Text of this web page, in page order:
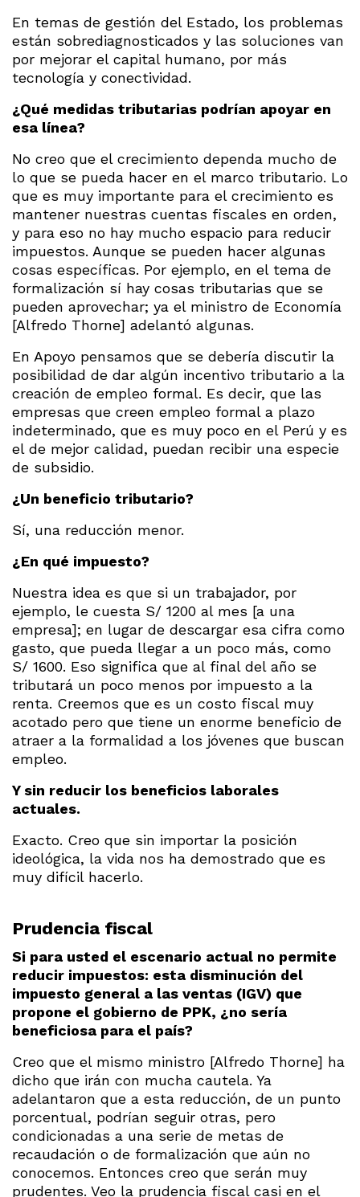
En temas de gestión del Estado, los problemas
están sobrediagnosticados y las soluciones van
por mejorar el capital humano, por más
tecnología y conectividad.
¿Qué medidas tributarias podrían apoyar en
esa línea?
No creo que el crecimiento dependa mucho de
lo que se pueda hacer en el marco tributario. Lo
que es muy importante para el crecimiento es
mantener nuestras cuentas fiscales en orden,
y para eso no hay mucho espacio para reducir
impuestos. Aunque se pueden hacer algunas
cosas específicas. Por ejemplo, en el tema de
formalización sí hay cosas tributarias que se
pueden aprovechar; ya el ministro de Economía
[Alfredo Thorne] adelantó algunas.
En Apoyo pensamos que se debería discutir la
posibilidad de dar algún incentivo tributario a la
creación de empleo formal. Es decir, que las
empresas que creen empleo formal a plazo
indeterminado, que es muy poco en el Perú y es
el de mejor calidad, puedan recibir una especie
de subsidio.
¿Un beneficio tributario?
Sí, una reducción menor.
¿En qué impuesto?
Nuestra idea es que si un trabajador, por
ejemplo, le cuesta S/ 1200 al mes [a una
empresa]; en lugar de descargar esa cifra como
gasto, que pueda llegar a un poco más, como
S/ 1600. Eso significa que al final del año se
tributará un poco menos por impuesto a la
renta. Creemos que es un costo fiscal muy
acotado pero que tiene un enorme beneficio de
atraer a la formalidad a los jóvenes que buscan
empleo.
Y sin reducir los beneficios laborales
actuales.
Exacto. Creo que sin importar la posición
ideológica, la vida nos ha demostrado que es
muy difícil hacerlo.
Prudencia fiscal
Si para usted el escenario actual no permite
reducir impuestos: esta disminución del
impuesto general a las ventas (IGV) que
propone el gobierno de PPK, ¿no sería
beneficiosa para el país?
Creo que el mismo ministro [Alfredo Thorne] ha
dicho que irán con mucha cautela. Ya
adelantaron que a esta reducción, de un punto
porcentual, podrían seguir otras, pero
condicionadas a una serie de metas de
recaudación o de formalización que aún no
conocemos. Entonces creo que serán muy
prudentes. Veo la prudencia fiscal casi en el